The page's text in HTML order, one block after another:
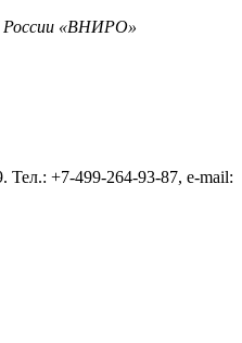
России «ВНИРО»
+7-499-264-93-87, e-mail: